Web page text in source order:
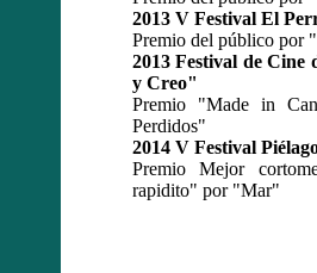
2013 V Festival El
Premio del público por
2013 Festival de
y Creo"
Premio "Made in
Perdidos"
2014 V Festival
Premio Mejor
rapidito" por "Mar"